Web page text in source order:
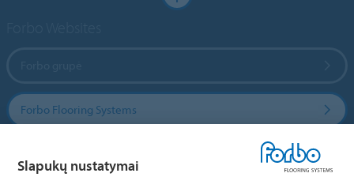
Forbo Flooring Systems
Slapukų nustatymai